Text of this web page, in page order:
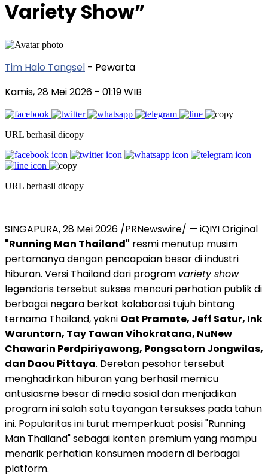
Variety Show”
Tim Halo Tangsel - Pewarta
Kamis, 28 Mei 2026 - 01:19 WIB
URL berhasil dicopy
URL berhasil dicopy
SINGAPURA, 28 Mei 2026 /PRNewswire/ — iQIYI Original
"Running Man Thailand" resmi menutup musim
pertamanya dengan pencapaian besar di industri
hiburan. Versi Thailand dari program variety show
legendaris tersebut sukses mencuri perhatian publik di
berbagai negara berkat kolaborasi tujuh bintang
ternama Thailand, yakni Oat Pramote, Jeff Satur, Ink
Waruntorn, Tay Tawan Vihokratana, NuNew
Chawarin Perdpiriyawong, Pongsatorn Jongwilas,
dan Daou Pittaya. Deretan pesohor tersebut
menghadirkan hiburan yang berhasil memicu
antusiasme besar di media sosial dan menjadikan
program ini salah satu tayangan tersukses pada tahun
ini. Popularitas ini turut memperkuat posisi "Running
Man Thailand" sebagai konten premium yang mampu
menarik perhatian konsumen modern di berbagai
platform.